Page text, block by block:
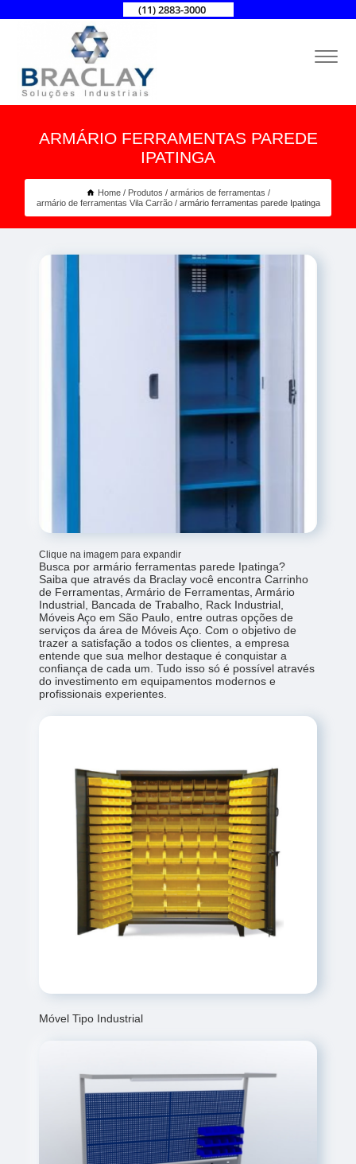
(11) 2883-3000
ARMÁRIO FERRAMENTAS PAREDE
IPATINGA
Home Produtos
armários de ferramentas
armário de ferramentas Vila Carrão
armário ferramentas parede Ipatinga
Clique na imagem para expandir
Busca por armário ferramentas parede Ipatinga?
Saiba que através da Braclay você encontra Carrinho
de Ferramentas, Armário de Ferramentas, Armário
Industrial, Bancada de Trabalho, Rack Industrial,
Móveis Aço em São Paulo, entre outras opções de
serviços da área de Móveis Aço. Com o objetivo de
trazer a satisfação a todos os clientes, a empresa
entende que sua melhor destaque é conquistar a
confiança de cada um. Tudo isso só é possível através
do investimento em equipamentos modernos e
profissionais experientes.
Móvel Tipo Industrial